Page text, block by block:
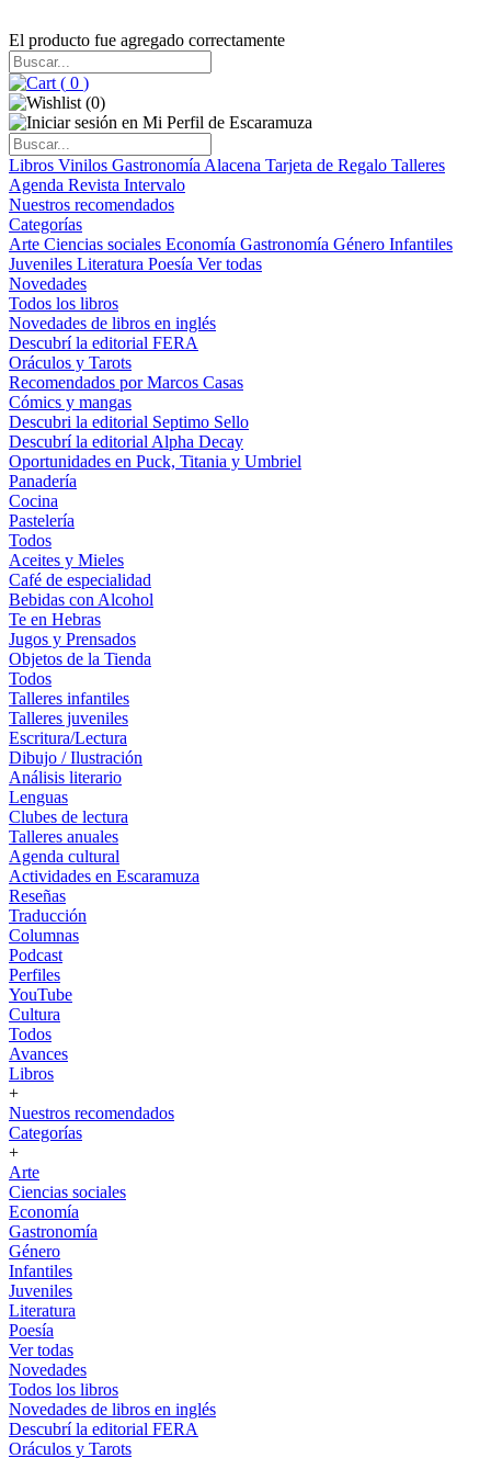
El producto fue agregado correctamente
( 0 )
(0)
Libros Vinilos Gastronomía Alacena Tarjeta de Regalo Talleres
Agenda Revista Intervalo
Nuestros recomendados
Categorías
Arte Ciencias sociales Economía Gastronomía Género Infantiles
Juveniles Literatura Poesía Ver todas
Novedades
Todos los libros
Novedades de libros en inglés
Descubrí la editorial FERA
Oráculos y Tarots
Recomendados por Marcos Casas
Cómics y mangas
Descubri la editorial Septimo Sello
Descubrí la editorial Alpha Decay
Oportunidades en Puck, Titania y Umbriel
Panadería
Cocina
Pastelería
Todos
Aceites y Mieles
Café de especialidad
Bebidas con Alcohol
Te en Hebras
Jugos y Prensados
Objetos de la Tienda
Todos
Talleres infantiles
Talleres juveniles
Escritura/Lectura
Dibujo / Ilustración
Análisis literario
Lenguas
Clubes de lectura
Talleres anuales
Agenda cultural
Actividades en Escaramuza
Reseñas
Traducción
Columnas
Podcast
Perfiles
YouTube
Cultura
Todos
Avances
Libros
+
Nuestros recomendados
Categorías
+
Arte
Ciencias sociales
Economía
Gastronomía
Género
Infantiles
Juveniles
Literatura
Poesía
Ver todas
Novedades
Todos los libros
Novedades de libros en inglés
Descubrí la editorial FERA
Oráculos y Tarots